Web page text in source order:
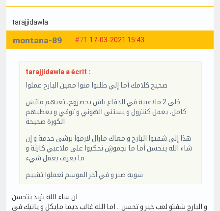
tarajjidawla
#71 17-03-2021 15:43
montana-89
tarajjidawla a écrit :
صحيح كلامك أما إلي طلبوا منوا معين البارح عملوا
خلى 2 ملاعبية في الدفاع باش يحصروح، تعبهم ماتش
كامل، يعمل كنترول و يستنى الهوني و توقي و يعطيهم
الكورة صحيحة
هذا إلي شفتوا البارح و معاك مازال لازموا برشى خدمة و إن
شاء الله يتحسن أما ما نجموڜ نحكيوا على ملاعبي كارثة و
ما يعرف يعمل شيء
شوية صبر و في ٱخر الموسم نعملوا تقييم
ان شاء الله يزيد يتحسن
و البارح شفتو لعب خير و تحسن .. اما الله غالب ديما مايكل و يانيك في